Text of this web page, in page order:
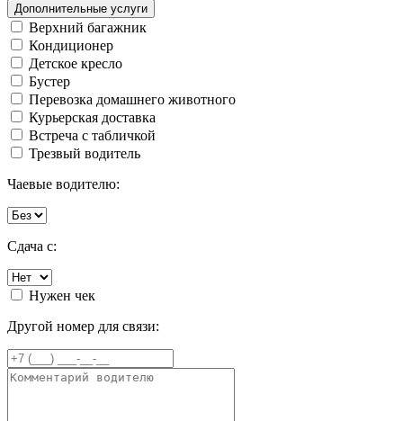
Дополнительные услуги
Верхний багажник
Кондиционер
Детское кресло
Бустер
Перевозка домашнего животного
Курьерская доставка
Встреча с табличкой
Трезвый водитель
Чаевые водителю:
Сдача с:
Нужен чек
Другой номер для связи: